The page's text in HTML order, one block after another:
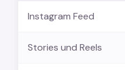
Instagram Feed
Stories und Reels